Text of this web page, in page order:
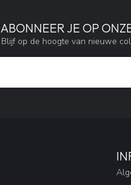
ABONNEER JE OP
Blijf op de hoogte van nieuwe